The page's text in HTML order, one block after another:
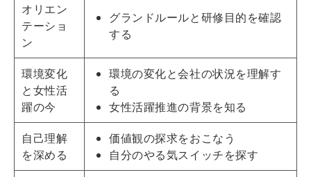
オリエン
テーショ
ン
グランドルールと研修目的を確認
する
環境変化
と女性活
躍の今
環境の変化と会社の状況を理解す
る
女性活躍推進の背景を知る
自己理解
を深める
価値観の探求をおこなう
自分のやる気スイッチを探す